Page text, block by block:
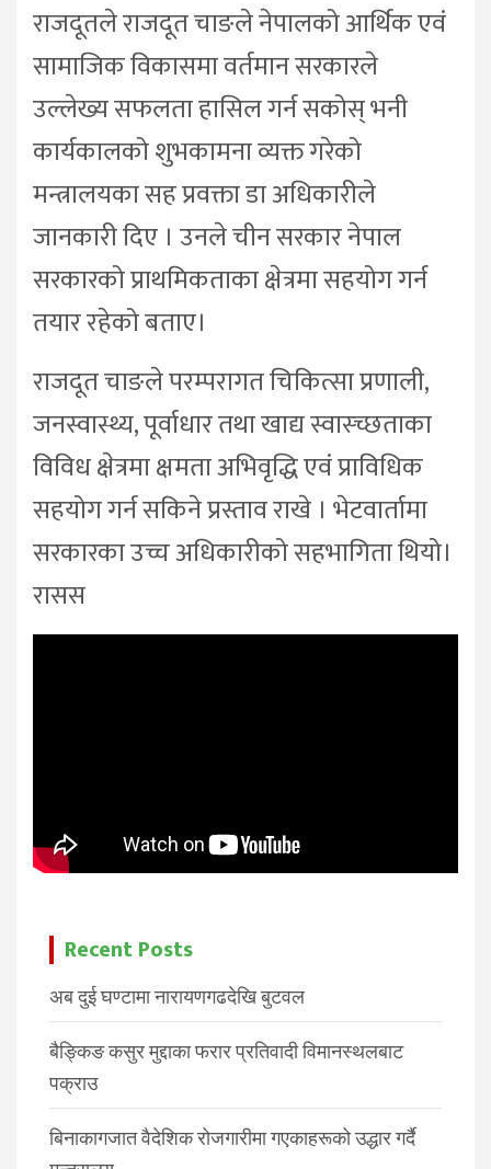
राजदूतले राजदूत चाङले नेपालको आर्थिक एवं
सामाजिक विकासमा वर्तमान सरकारले
उल्लेख्य सफलता हासिल गर्न सकोस् भनी
कार्यकालको शुभकामना व्यक्त गरेको
मन्त्रालयका सह प्रवक्ता डा अधिकारीले
जानकारी दिए । उनले चीन सरकार नेपाल
सरकारको प्राथमिकताका क्षेत्रमा सहयोग गर्न
तयार रहेको बताए।
राजदूत चाङले परम्परागत चिकित्सा प्रणाली,
जनस्वास्थ्य, पूर्वाधार तथा खाद्य स्वास्च्छताका
विविध क्षेत्रमा क्षमता अभिवृद्धि एवं प्राविधिक
सहयोग गर्न सकिने प्रस्ताव राखे । भेटवार्तामा
सरकारका उच्च अधिकारीको सहभागिता थियो।
रासस
Recent Posts
अब दुई घण्टामा नारायणगढदेखि बुटवल
बैङ्किङ कसुर मुद्दाका फरार प्रतिवादी विमानस्थलबाट
पक्राउ
बिनाकागजात वैदेशिक रोजगारीमा गएकाहरूको उद्धार गर्दै